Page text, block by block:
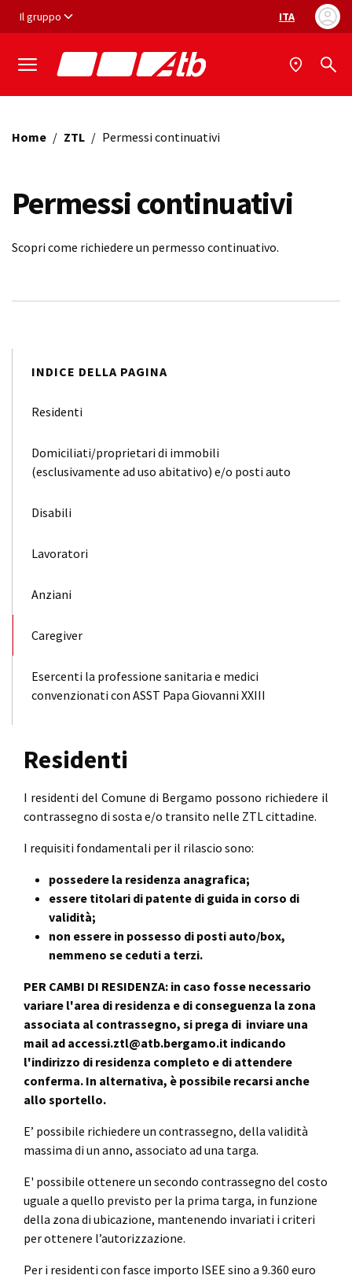
Vai ai contenuti
Vai al footer
Il gruppo Selezione
ITA
Home / ZTL / Permessi continuativi
Permessi continuativi
Scopri come richiedere un permesso continuativo.
INDICE DELLA PAGINA
Residenti
Domiciliati/proprietari di immobili
(esclusivamente ad uso abitativo) e/o posti auto
Disabili
Lavoratori
Anziani
Caregiver
Esercenti la professione sanitaria e medici
convenzionati con ASST Papa Giovanni XXIII
Residenti
I residenti del Comune di Bergamo possono richiedere il
contrassegno di sosta e/o transito nelle ZTL cittadine.
I requisiti fondamentali per il rilascio sono:
possedere la residenza anagrafica;
essere titolari di patente di guida in corso di
validità;
non essere in possesso di posti auto/box,
nemmeno se ceduti a terzi.
PER CAMBI DI RESIDENZA: in caso fosse necessario
variare l'area di residenza e di conseguenza la zona
associata al contrassegno, si prega di inviare una
mail ad accessi.ztl@atb.bergamo.it indicando
l'indirizzo di residenza completo e di attendere
conferma. In alternativa, è possibile recarsi anche
allo sportello.
E’ possibile richiedere un contrassegno, della validità
massima di un anno, associato ad una targa.
E' possibile ottenere un secondo contrassegno del costo
uguale a quello previsto per la prima targa, in funzione
della zona di ubicazione, mantenendo invariati i criteri
per ottenere l’autorizzazione.
Per i residenti con fasce importo ISEE sino a 9.360 euro